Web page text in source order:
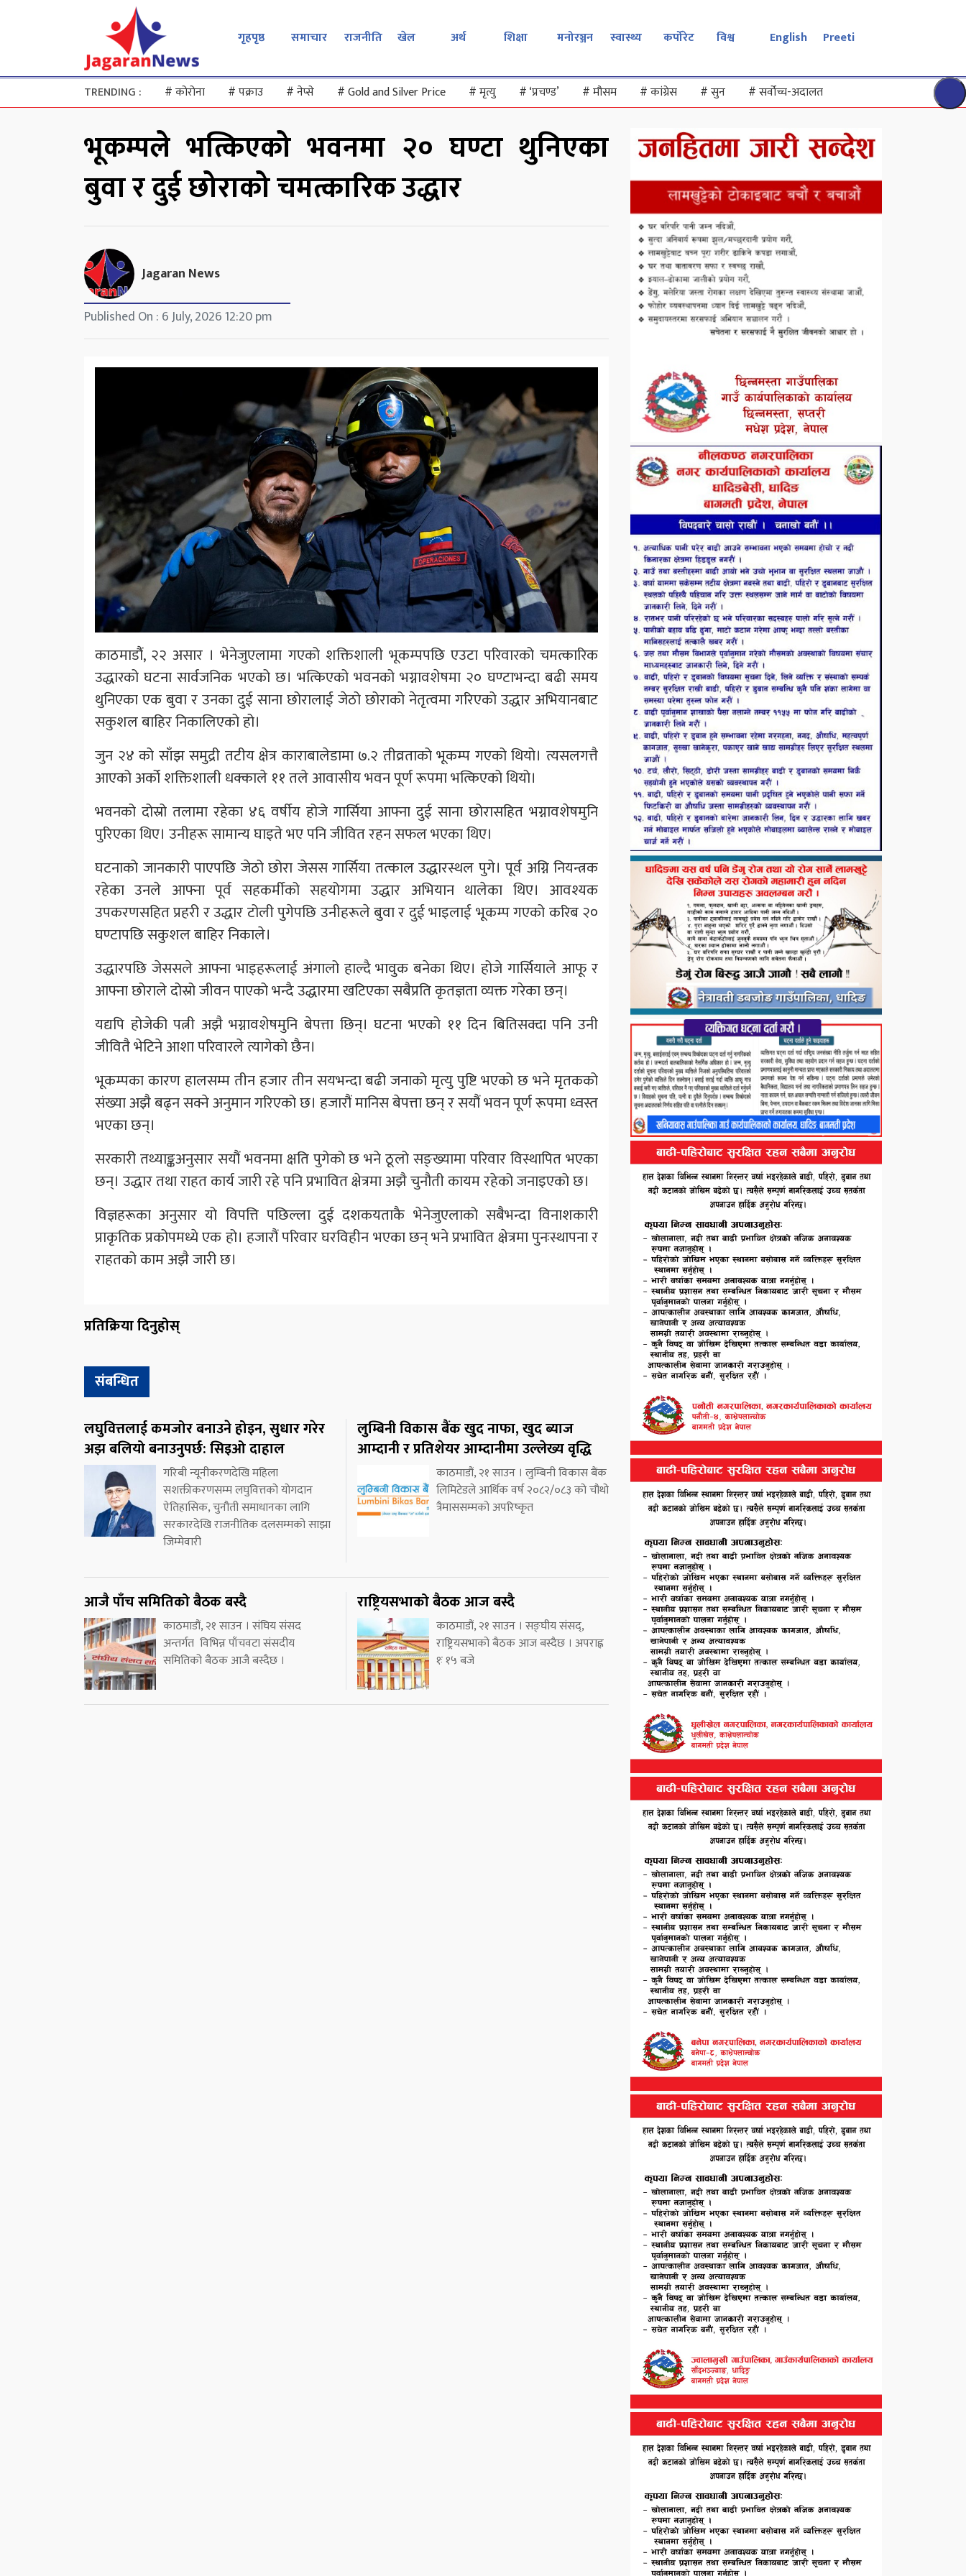
गृहपृष्ठ समाचार राजनीति खेल अर्थ शिक्षा मनोरञ्जन स्वास्थ्य कर्पोरेट विश्व English Preeti
TRENDING : #कोरोना #पक्राउ #नेप्से #Gold and Silver Price #मृत्यु #‘प्रचण्ड’ #मौसम #कांग्रेस #सुन #सर्वोच्च-अदालत
भूकम्पले भत्किएको भवनमा २० घण्टा थुनिएका
बुवा र दुई छोराको चमत्कारिक उद्धार
Jagaran News
Published On : 6 July, 2026 12:20 pm
काठमाडौंं, २२ असार । भेनेजुएलामा गएको शक्तिशाली भूकम्पपछि एउटा परिवारको चमत्कारिक
उद्धारको घटना सार्वजनिक भएको छ। भत्किएको भवनको भग्नावशेषमा २० घण्टाभन्दा बढी समय
थुनिएका एक बुवा र उनका दुई साना छोरालाई जेठो छोराको नेतृत्वमा गरिएको उद्धार अभियानबाट
सकुशल बाहिर निकालिएको हो।
जुन २४ को साँझ समुद्री तटीय क्षेत्र काराबालेडामा ७.२ तीव्रताको भूकम्प गएको थियो। त्यसलगत्तै
आएको अर्को शक्तिशाली धक्काले ११ तले आवासीय भवन पूर्ण रूपमा भत्किएको थियो।
भवनको दोस्रो तलामा रहेका ४६ वर्षीय होजे गार्सिया आफ्ना दुई साना छोरासहित भग्नावशेषमुनि
पुरिएका थिए। उनीहरू सामान्य घाइते भए पनि जीवित रहन सफल भएका थिए।
घटनाको जानकारी पाएपछि जेठो छोरा जेसस गार्सिया तत्काल उद्धारस्थल पुगे। पूर्व अग्नि नियन्त्रक
रहेका उनले आफ्ना पूर्व सहकर्मीको सहयोगमा उद्धार अभियान थालेका थिए। आवश्यक
उपकरणसहित प्रहरी र उद्धार टोली पुगेपछि उनीहरूले बुवा र दुई भाइलाई भूकम्प गएको करिब २०
घण्टापछि सकुशल बाहिर निकाले।
उद्धारपछि जेससले आफ्ना भाइहरूलाई अंगालो हाल्दै भावुक बनेका थिए। होजे गार्सियाले आफू र
आफ्ना छोराले दोस्रो जीवन पाएको भन्दै उद्धारमा खटिएका सबैप्रति कृतज्ञता व्यक्त गरेका छन्।
यद्यपि होजेकी पत्नी अझै भग्नावशेषमुनि बेपत्ता छिन्। घटना भएको ११ दिन बितिसक्दा पनि उनी
जीवितै भेटिने आशा परिवारले त्यागेको छैन।
भूकम्पका कारण हालसम्म तीन हजार तीन सयभन्दा बढी जनाको मृत्यु पुष्टि भएको छ भने मृतकको
संख्या अझै बढ्न सक्ने अनुमान गरिएको छ। हजारौं मानिस बेपत्ता छन् र सयौं भवन पूर्ण रूपमा ध्वस्त
भएका छन्।
सरकारी तथ्याङ्कअनुसार सयौं भवनमा क्षति पुगेको छ भने ठूलो सङ्ख्यामा परिवार विस्थापित भएका
छन्। उद्धार तथा राहत कार्य जारी रहे पनि प्रभावित क्षेत्रमा अझै चुनौती कायम रहेको जनाइएको छ।
विज्ञहरूका अनुसार यो विपत्ति पछिल्ला दुई दशकयताकै भेनेजुएलाको सबैभन्दा विनाशकारी
प्राकृतिक प्रकोपमध्ये एक हो। हजारौं परिवार घरविहीन भएका छन् भने प्रभावित क्षेत्रमा पुनःस्थापना र
राहतको काम अझै जारी छ।
प्रतिक्रिया दिनुहोस्
संबन्धित
लघुवित्तलाई कमजोर बनाउने होइन, सुधार गरेर
अझ बलियो बनाउनुपर्छ: सिइओ दाहाल
गरिबी न्यूनीकरणदेखि महिला
सशक्तीकरणसम्म लघुवित्तको योगदान
ऐतिहासिक, चुनौती समाधानका लागि
सरकारदेखि राजनीतिक दलसम्मको साझा
जिम्मेवारी
लुम्बिनी विकास बैंक खुद नाफा, खुद ब्याज
आम्दानी र प्रतिशेयर आम्दानीमा उल्लेख्य वृद्धि
काठमाडौं, २१ साउन । लुम्बिनी विकास बैंक
लिमिटेडले आर्थिक वर्ष २०८२/०८३ को चौथो
त्रैमाससम्मको अपरिष्कृत
आजै पाँच समितिको बैठक बस्दै
काठमाडौं, २१ साउन । संघिय संसद
अन्तर्गत विभिन्न पाँचवटा संसदीय
समितिको बैठक आजै बस्दैछ ।
राष्ट्रियसभाको बैठक आज बस्दै
काठमाडौं, २१ साउन । सङ्घीय संसद्,
राष्ट्रियसभाको बैठक आज बस्दैछ । अपराह्न
१ः १५ बजे